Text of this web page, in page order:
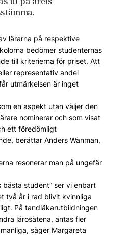
lärarna på respektive
bedömer studenternas
till kriterierna för priset. Att
representativ andel
utmärkelsen är inget
en aspekt utan väljer den
nominerar och som visat
ett föredömligt
berättar Anders Wänman,
resonerar man på ungefär
bästa student” ser vi enbart
två år i rad blivit kvinnliga
På tandläkarutbildningen
lärosätena, antas fler
säger Margareta